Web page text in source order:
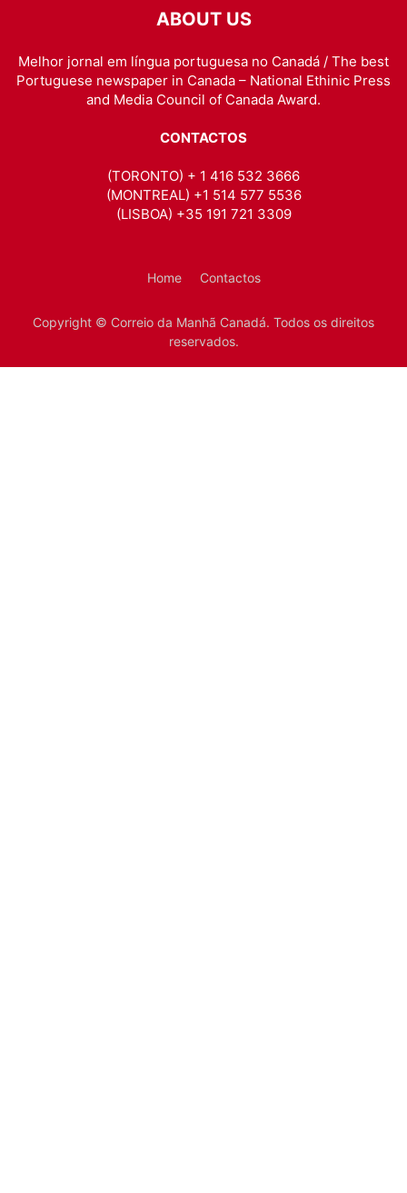
ABOUT US
Melhor jornal em língua portuguesa no Canadá / The best
Portuguese newspaper in Canada – National Ethinic Press
and Media Council of Canada Award.
CONTACTOS
(TORONTO) + 1 416 532 3666
(MONTREAL) +1 514 577 5536
(LISBOA) +35 191 721 3309
Home Contactos
Copyright © Correio da Manhã Canadá. Todos os direitos
reservados.